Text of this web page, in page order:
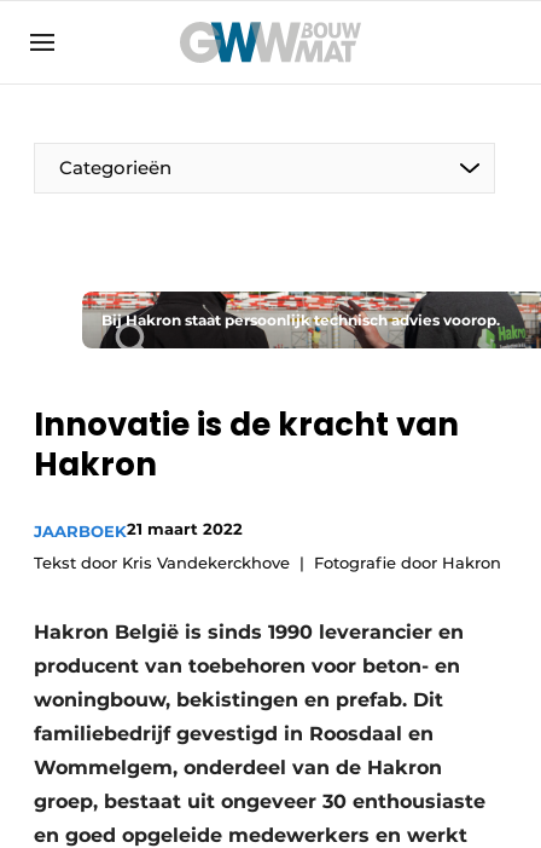
Bedrijven
Contact
Home
Vacature aanmelden
Vacatures
Categorieën
Bij Hakron staat persoonlijk technisch advies voorop.
Innovatie is de kracht van
Hakron
JAARBOEK21 maart 2022
Tekst door Kris Vandekerckhove
Fotografie door Hakron
Hakron België is sinds 1990 leverancier en
producent van toebehoren voor beton- en
woningbouw, bekistingen en prefab. Dit
familiebedrijf gevestigd in Roosdaal en
Wommelgem, onderdeel van de Hakron
groep, bestaat uit ongeveer 30 enthousiaste
en goed opgeleide medewerkers en werkt